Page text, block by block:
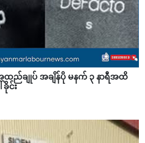
ထည်ချုပ် အချိန်ပို မနက် ၃ နာရီအထိ
င်း